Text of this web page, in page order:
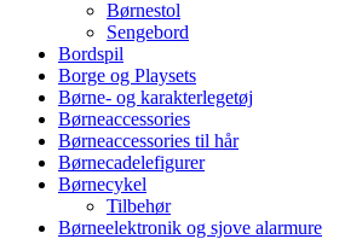
Børnestol
Sengebord
Bordspil
Borge og Playsets
Børne- og karakterlegetøj
Børneaccessories
Børneaccessories til hår
Børnecadelefigurer
Børnecykel
Tilbehør
Børneelektronik og sjove alarmure